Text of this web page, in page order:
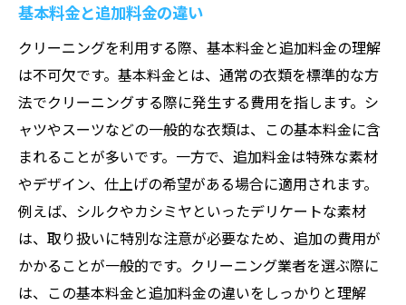
基本料金と追加料金の違い
クリーニングを利用する際、基本料金と追加料金の理解
は不可欠です。基本料金とは、通常の衣類を標準的な方
法でクリーニングする際に発生する費用を指します。シ
ャツやスーツなどの一般的な衣類は、この基本料金に含
まれることが多いです。一方で、追加料金は特殊な素材
やデザイン、仕上げの希望がある場合に適用されます。
例えば、シルクやカシミヤといったデリケートな素材
は、取り扱いに特別な注意が必要なため、追加の費用が
かかることが一般的です。クリーニング業者を選ぶ際に
は、この基本料金と追加料金の違いをしっかりと理解